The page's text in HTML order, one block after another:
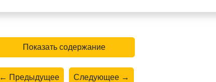
Показать содержание
← Предыдущее Следующее →